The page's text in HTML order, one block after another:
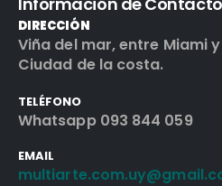
DIRECCIÓN
Viña del mar, entre Miami
Ciudad de la costa.
TELÉFONO
Whatsapp 093 844 059
EMAIL